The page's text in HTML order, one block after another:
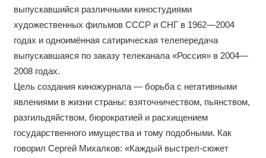
выпускавшийся различными киностудиями
художественных фильмов СССР и СНГ в 1962—2004
годах и одноимённая сатирическая телепередача
выпускавшаяся по заказу телеканала «Россия» в 2004—
2008 годах.
Цель создания киножурнала — борьба с негативными
явлениями в жизни страны: взяточничеством, пьянством,
разгильдяйством, бюрократией и расхищением
государственного имущества и тому подобными. Как
говорил Сергей Михалков: «Каждый выстрел-сюжет